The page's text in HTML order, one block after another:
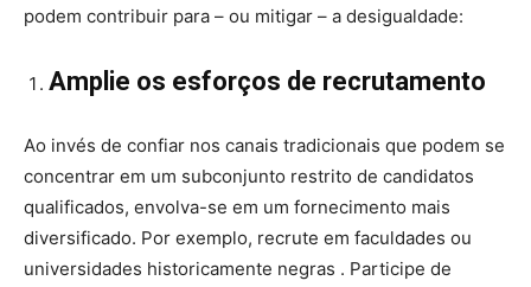
podem contribuir para – ou mitigar – a desigualdade:
Amplie os esforços de recrutamento
Ao invés de confiar nos canais tradicionais que podem se
concentrar em um subconjunto restrito de candidatos
qualificados, envolva-se em um fornecimento mais
diversificado. Por exemplo, recrute em faculdades ou
universidades historicamente negras . Participe de